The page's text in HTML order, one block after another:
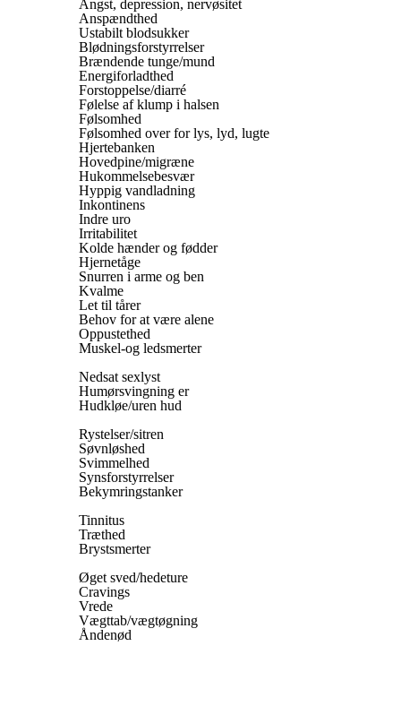
Angst, depression, nervøsitet
Anspændthed
Ustabilt blodsukker
Blødningsforstyrrelser
Brændende tunge/mund
Energiforladthed
Forstoppelse/diarré
Følelse af klump i halsen
Følsomhed
Følsomhed over for lys, lyd, lugte
Hjertebanken
Hovedpine/migræne
Hukommelsebesvær
Hyppig vandladning
Inkontinens
Indre uro
Irritabilitet
Kolde hænder og fødder
Hjernetåge
Snurren i arme og ben
Kvalme
Let til tårer
Behov for at være alene
Oppustethed
Muskel-og ledsmerter
Nedsat sexlyst
Humørsvingning er
Hudkløe/uren hud
Rystelser/sitren
Søvnløshed
Svimmelhed
Synsforstyrrelser
Bekymringstanker
Tinnitus
Træthed
Brystsmerter
Øget sved/hedeture
Cravings
Vrede
Vægttab/vægtøgning
Åndenød